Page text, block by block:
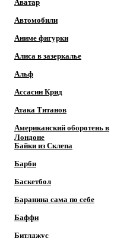
Аватар
Автомобили
Аниме фигурки
Алиса в зазеркалье
Альф
Ассасин Крид
Атака Титанов
Американский оборотень в
Лондоне
Байки из Склепа
Барби
Баскетбол
Баранина сама по себе
Баффи
Битлджус